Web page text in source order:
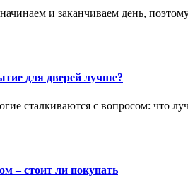
и заканчиваем день,
для дверей лучше?
сталкиваются с вопросом: что
– стоит ли покупать